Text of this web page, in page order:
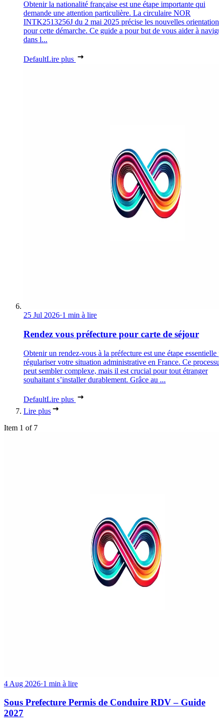
Obtenir la nationalité française est une étape importante qui
demande une attention particulière. La circulaire NOR
INTK2513256J du 2 mai 2025 précise les nouvelles
pour cette démarche. Ce guide a pour but de vous aider à
dans l...
DefaultLire plus
25 Jul 2026·1 min à lire
Rendez vous préfecture pour carte de séjour
Obtenir un rendez-vous à la préfecture est une étape essentielle
régulariser votre situation administrative en France. Ce
peut sembler complexe, mais il est crucial pour tout étranger
souhaitant s’installer durablement. Grâce au ...
DefaultLire plus
Lire plus
Item 1 of 7
4 Aug 2026·1 min à lire
Sous Prefecture Permis de Conduire RDV – Guide
2027